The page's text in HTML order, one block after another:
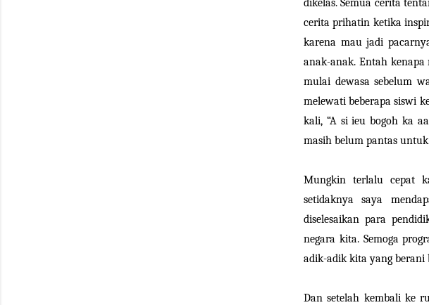
dikelas. Semua cerita
cerita prihatin ketika
karena mau jadi
anak-anak. Entah kenapa
mulai dewasa sebelum
melewati beberapa siswi
kali, “A si ieu bogoh ka
masih belum pantas
Mungkin terlalu cepat
setidaknya saya
diselesaikan para
negara kita. Semoga
adik-adik kita yang berani
Dan setelah kembali ke